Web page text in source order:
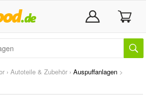
› Autoteile & Zubehör › Auspuffanlagen >